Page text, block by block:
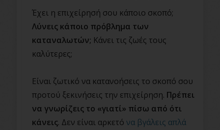
Έχει η επιχείρησή σου κάποιο σκοπό;
Λύνεις κάποιο πρόβλημα των
καταναλωτών; Κάνει τις ζωές τους
καλύτερες;
Είναι ζωτικό να κατανοήσεις το σκοπό σου
προτού ξεκινήσεις την επιχείρηση. Πρέπει
να γνωρίζεις το «γιατί» πίσω από ότι
κάνεις. Δεν είναι αρκετό να βγάλεις απλά